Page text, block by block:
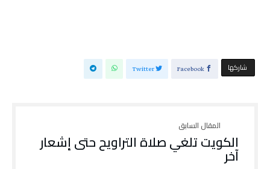
‫‫ شاركها‬ Facebook
Twitter
الكويت تلغي صلاة التراويح حتى إشعار
آخر